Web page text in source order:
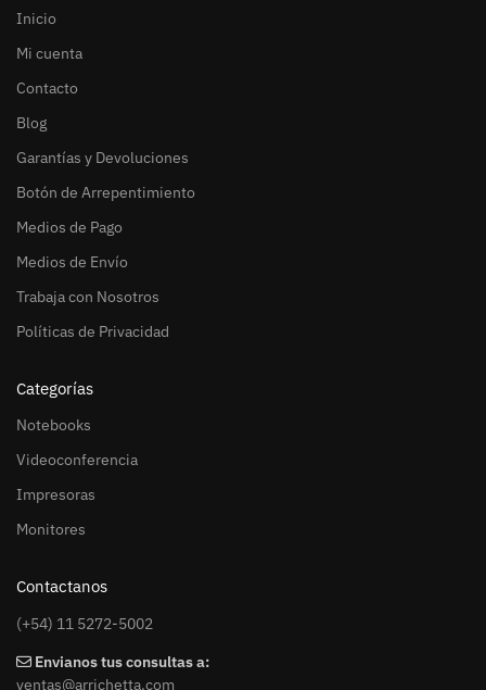
Inicio
Mi cuenta
Contacto
Blog
Garantías y Devoluciones
Botón de Arrepentimiento
Medios de Pago
Medios de Envío
Trabaja con Nosotros
Políticas de Privacidad
Categorías
Notebooks
Videoconferencia
Impresoras
Monitores
Contactanos
(+54) 11 5272-5002
Envianos tus consultas a:
ventas@arrichetta.com